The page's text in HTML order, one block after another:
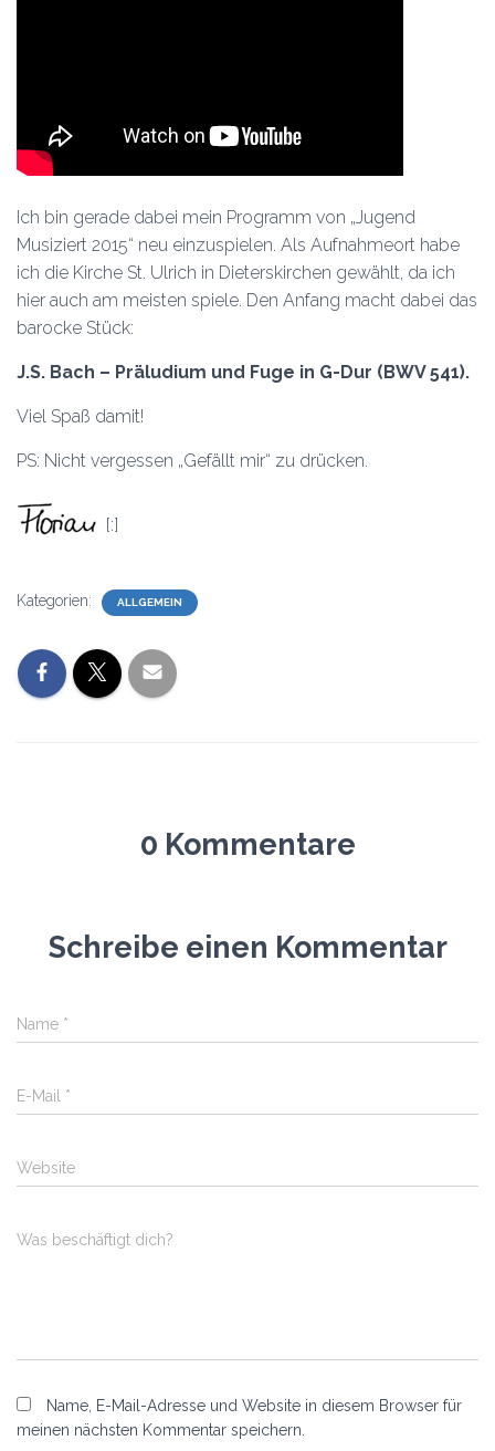
Ich bin gerade dabei mein Programm von „Jugend
Musiziert 2015“ neu einzuspielen. Als Aufnahmeort habe
ich die Kirche St. Ulrich in Dieterskirchen gewählt, da ich
hier auch am meisten spiele. Den Anfang macht dabei das
barocke Stück:
J.S. Bach – Präludium und Fuge in G-Dur (BWV 541).
Viel Spaß damit!
PS: Nicht vergessen „Gefällt mir“ zu drücken.
[:]
Kategorien: ALLGEMEIN
0 Kommentare
Schreibe einen Kommentar
Name *
E-Mail *
Website
Was beschäftigt dich?
Name, E-Mail-Adresse und Website in diesem Browser für
meinen nächsten Kommentar speichern.